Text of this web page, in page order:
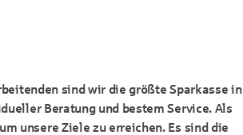
sind wir die größte Sparkasse in
Beratung und bestem Service. Als
unsere Ziele zu erreichen. Es sind die